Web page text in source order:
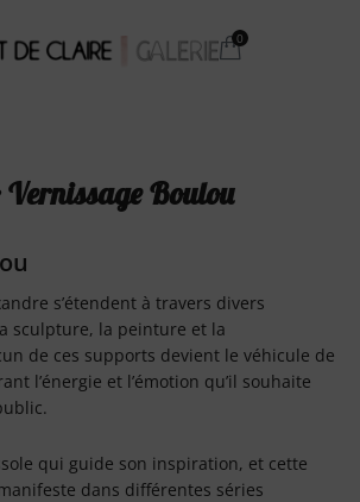
Boulou
s’étendent à travers divers
sculpture, la peinture et la
de ces supports devient le véhicule de
l’énergie et l’émotion qu’il souhaite
qui guide son inspiration, et cette
dans différentes séries